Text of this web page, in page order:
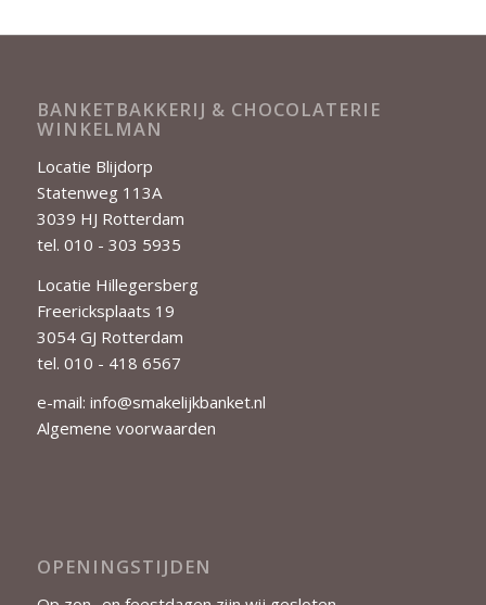
BANKETBAKKERIJ & CHOCOLATERIE
WINKELMAN
Locatie Blijdorp
Statenweg 113A
3039 HJ Rotterdam
tel. 010 - 303 5935
Locatie Hillegersberg
Freericksplaats 19
3054 GJ Rotterdam
tel. 010 - 418 6567
e-mail: info@smakelijkbanket.nl
Algemene voorwaarden
OPENINGSTIJDEN